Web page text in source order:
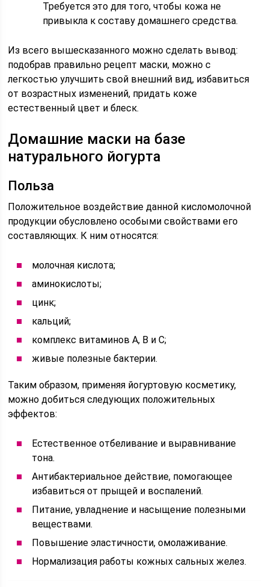
Требуется это для того, чтобы кожа не
привыкла к составу домашнего средства.
Из всего вышесказанного можно сделать вывод:
подобрав правильно рецепт маски, можно с
легкостью улучшить свой внешний вид, избавиться
от возрастных изменений, придать коже
естественный цвет и блеск.
Домашние маски на базе
натурального йогурта
Польза
Положительное воздействие данной кисломолочной
продукции обусловлено особыми свойствами его
составляющих. К ним относятся:
молочная кислота;
аминокислоты;
цинк;
кальций;
комплекс витаминов А, В и С;
живые полезные бактерии.
Таким образом, применяя йогуртовую косметику,
можно добиться следующих положительных
эффектов:
Естественное отбеливание и выравнивание
тона.
Антибактериальное действие, помогающее
избавиться от прыщей и воспалений.
Питание, увладнение и насыщение полезными
веществами.
Повышение эластичности, омолаживание.
Нормализация работы кожных сальных желез.